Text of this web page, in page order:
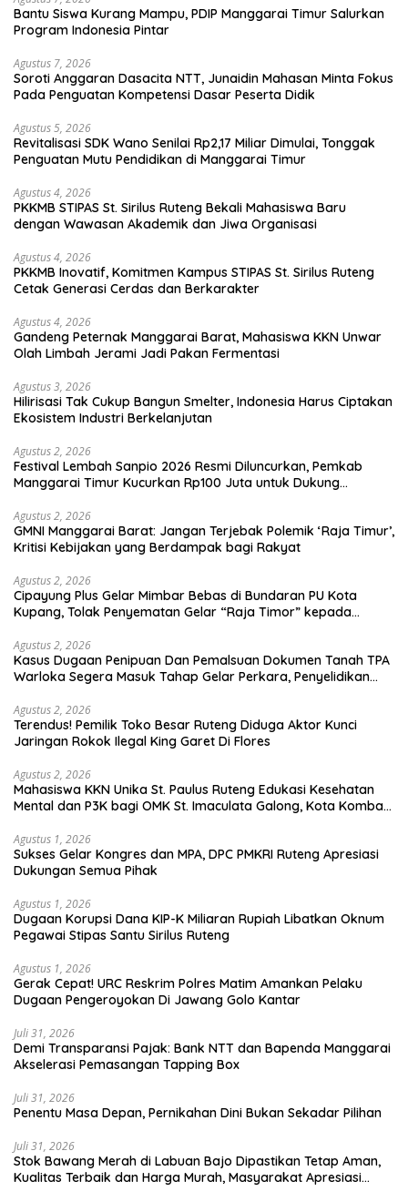
Bantu Siswa Kurang Mampu, PDIP Manggarai Timur Salurkan
Program Indonesia Pintar
Agustus 7, 2026
Soroti Anggaran Dasacita NTT, Junaidin Mahasan Minta Fokus
Pada Penguatan Kompetensi Dasar Peserta Didik
Agustus 5, 2026
Revitalisasi SDK Wano Senilai Rp2,17 Miliar Dimulai, Tonggak
Penguatan Mutu Pendidikan di Manggarai Timur
Agustus 4, 2026
PKKMB STIPAS St. Sirilus Ruteng Bekali Mahasiswa Baru
dengan Wawasan Akademik dan Jiwa Organisasi
Agustus 4, 2026
PKKMB Inovatif, Komitmen Kampus STIPAS St. Sirilus Ruteng
Cetak Generasi Cerdas dan Berkarakter
Agustus 4, 2026
Gandeng Peternak Manggarai Barat, Mahasiswa KKN Unwar
Olah Limbah Jerami Jadi Pakan Fermentasi
Agustus 3, 2026
Hilirisasi Tak Cukup Bangun Smelter, Indonesia Harus Ciptakan
Ekosistem Industri Berkelanjutan
Agustus 2, 2026
Festival Lembah Sanpio 2026 Resmi Diluncurkan, Pemkab
Manggarai Timur Kucurkan Rp100 Juta untuk Dukung
Agustus 2, 2026
GMNI Manggarai Barat: Jangan Terjebak Polemik ‘Raja Timur’,
Kritisi Kebijakan yang Berdampak bagi Rakyat
Agustus 2, 2026
Cipayung Plus Gelar Mimbar Bebas di Bundaran PU Kota
Kupang, Tolak Penyematan Gelar “Raja Timor” kepada
Agustus 2, 2026
Kasus Dugaan Penipuan Dan Pemalsuan Dokumen Tanah TPA
Warloka Segera Masuk Tahap Gelar Perkara, Penyelidikan
Agustus 2, 2026
Terendus! Pemilik Toko Besar Ruteng Diduga Aktor Kunci
Jaringan Rokok Ilegal King Garet Di Flores
Agustus 2, 2026
Mahasiswa KKN Unika St. Paulus Ruteng Edukasi Kesehatan
Mental dan P3K bagi OMK St. Imaculata Galong, Kota Komba
Agustus 1, 2026
Sukses Gelar Kongres dan MPA, DPC PMKRI Ruteng Apresiasi
Dukungan Semua Pihak
Agustus 1, 2026
Dugaan Korupsi Dana KIP-K Miliaran Rupiah Libatkan Oknum
Pegawai Stipas Santu Sirilus Ruteng
Agustus 1, 2026
Gerak Cepat! URC Reskrim Polres Matim Amankan Pelaku
Dugaan Pengeroyokan Di Jawang Golo Kantar
Juli 31, 2026
​Demi Transparansi Pajak: Bank NTT dan Bapenda Manggarai
Akselerasi Pemasangan Tapping Box
Juli 31, 2026
Penentu Masa Depan, Pernikahan Dini Bukan Sekadar Pilihan
Juli 31, 2026
Stok Bawang Merah di Labuan Bajo Dipastikan Tetap Aman,
Kualitas Terbaik dan Harga Murah, Masyarakat Apresiasi